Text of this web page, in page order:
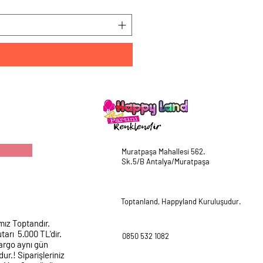
Toptandır.
5.000 TL'dir.
aynı gün
Siparişleriniz
Muratpaşa Mahallesi 562.
Sk.5/B Antalya/Muratpaşa
Toptanland, Happyland Kuruluşudur.
0850 532 1082